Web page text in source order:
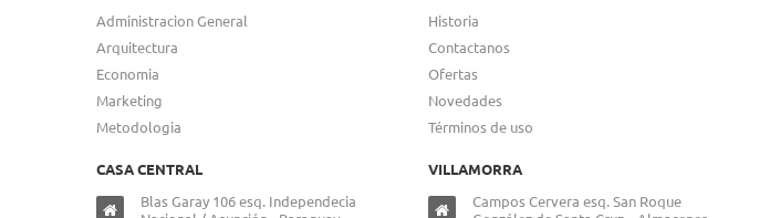
Administracion General
Arquitectura
Economia
Marketing
Metodologia
Historia
Contactanos
Ofertas
Novedades
Términos de uso
CASA CENTRAL
Blas Garay 106 esq. Independecia
VILLAMORRA
Campos Cervera esq. San Roque